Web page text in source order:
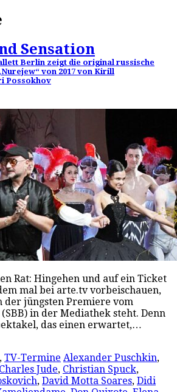
Sensation
Berlin zeigt die original russische
von 2017 von Kirill
Possokhov
Rat: Hingehen und auf ein Ticket
mal bei arte.tv vorbeischauen,
der jüngsten Premiere vom
in der Mediathek steht. Denn
das einen erwartet,…
, TV-Termine Alexander Puschkin,
Charles Jude, Christian Spuck,
, David Motta Soares, Didi